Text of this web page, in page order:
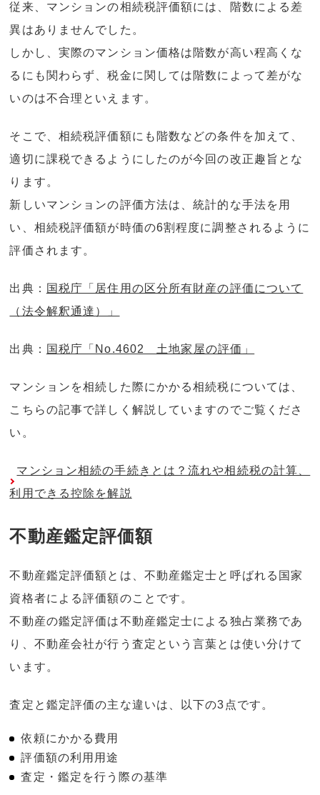
従来、マンションの相続税評価額には、階数による差
異はありませんでした。
しかし、実際のマンション価格は階数が高い程高くな
るにも関わらず、税金に関しては階数によって差がな
いのは不合理といえます。
そこで、相続税評価額にも階数などの条件を加えて、
適切に課税できるようにしたのが今回の改正趣旨とな
ります。
新しいマンションの評価方法は、統計的な手法を用
い、相続税評価額が時価の6割程度に調整されるように
評価されます。
出典： 国税庁「居住用の区分所有財産の評価について
（法令解釈通達）」
出典： 国税庁「No.4602 土地家屋の評価」
マンションを相続した際にかかる相続税については、
こちらの記事で詳しく解説していますのでご覧くださ
い。
マンション相続の手続きとは？流れや相続税の計算、
利用できる控除を解説
不動産鑑定評価額
不動産鑑定評価額とは、不動産鑑定士と呼ばれる国家
資格者による評価額のことです。
不動産の鑑定評価は不動産鑑定士による独占業務であ
り、不動産会社が行う査定という言葉とは使い分けて
います。
査定と鑑定評価の主な違いは、以下の3点です。
依頼にかかる費用
評価額の利用用途
査定・鑑定を行う際の基準